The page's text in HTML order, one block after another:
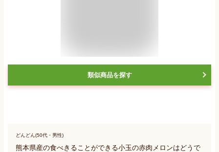
類似商品を探す
どんどん(50代・男性)
熊本県産の食べきることができる小玉の赤肉メロンはどうで